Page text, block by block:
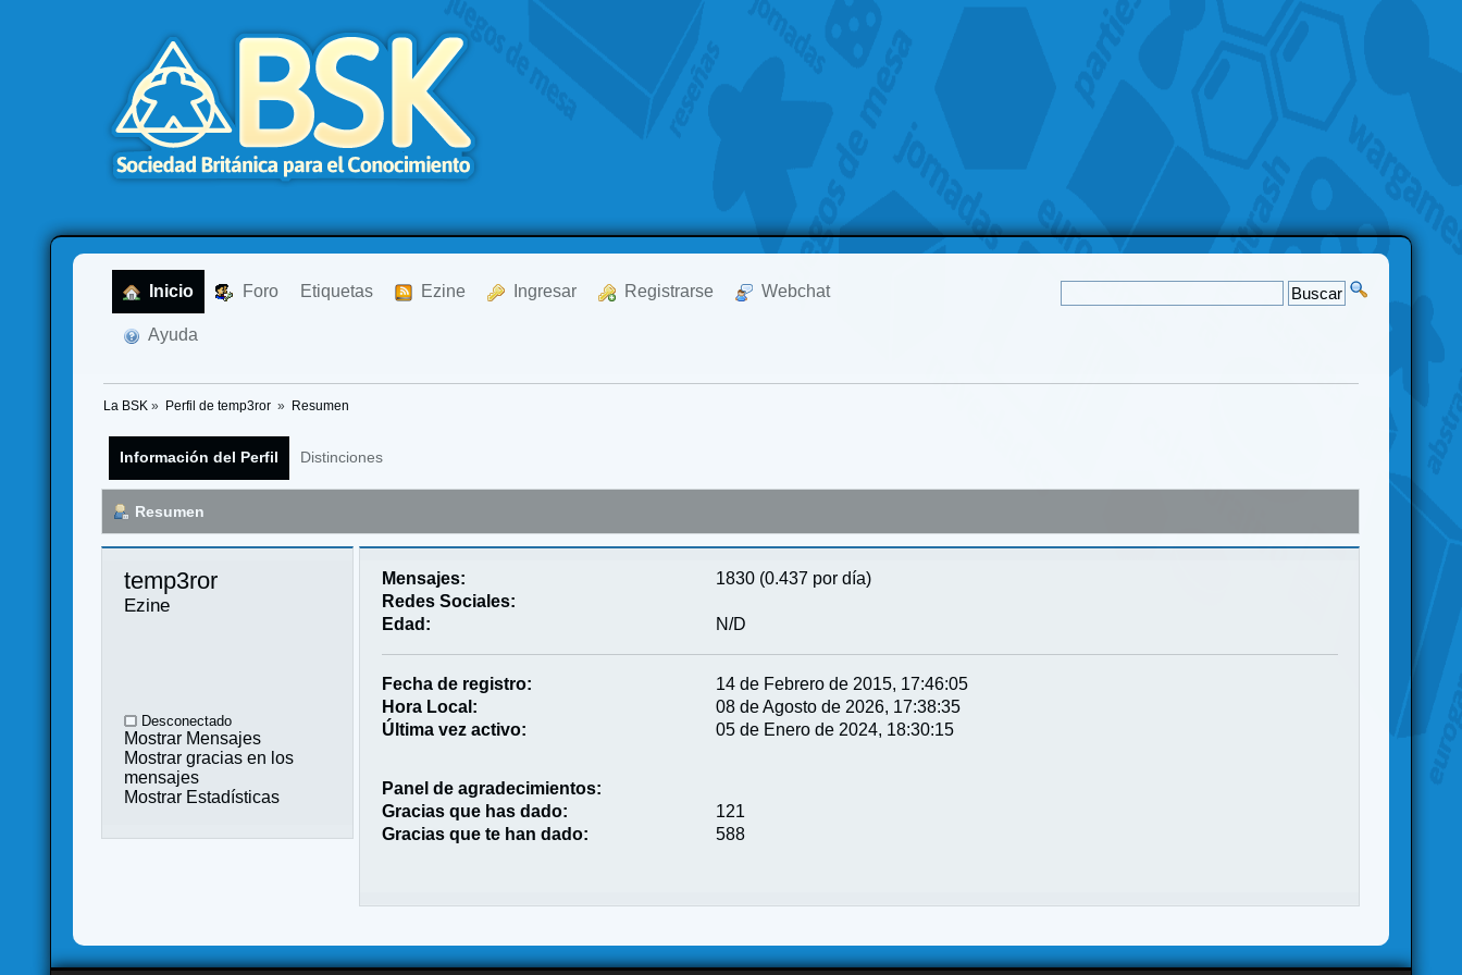
Inicio Foro Etiquetas Ezine Ingresar Registrarse Webchat
Ayuda
La BSK » Perfil de temp3ror » Resumen
Información del Perfil Distinciones
Resumen
temp3ror
Ezine
Desconectado
Mostrar Mensajes
Mostrar gracias en los
mensajes
Mostrar Estadísticas
Mensajes:
1830 (0.437 por día)
Redes Sociales:
Edad:
N/D
Fecha de registro:
14 de Febrero de 2015, 17:46:05
Hora Local:
08 de Agosto de 2026, 17:38:35
Última vez activo:
05 de Enero de 2024, 18:30:15
Panel de agradecimientos:
Gracias que has dado:
121
Gracias que te han dado:
588